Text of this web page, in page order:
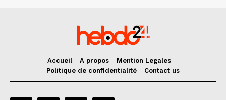
Accueil A propos
Mention Legales
Politique de confidentialité
Contact us